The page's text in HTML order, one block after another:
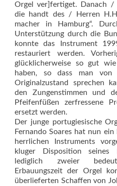
Orgel ver]fertiget. Danach /
die handt des / Herren
macher in Hamburg“.
Unterstützung durch die
konnte das Instrument
restauriert werden.
glücklicherweise so gut
haben, so dass man von
Originalzustand sprechen
den Zungenstimmen und
Pfeifenfüßen zerfressene
ersetzt werden.
Der junge portugiesische
Fernando Soares hat nun
herrlichen Instruments
kluger Disposition seines
lediglich zweier
Erbauungszeit der Orgel
überlieferten Schaffen von